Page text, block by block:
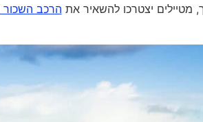
מטיילים יצטרכו להשאיר את הרכב השכור